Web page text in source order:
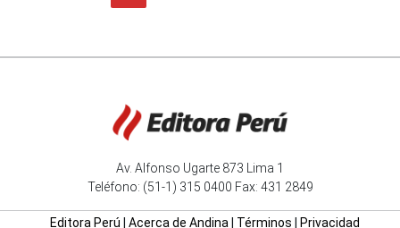
Av. Alfonso Ugarte 873 Lima 1
Teléfono: (51-1) 315 0400 Fax: 431 2849
Editora Perú Acerca de Andina| Términos Privacidad